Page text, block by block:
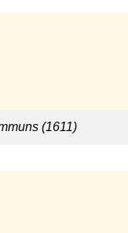
(1611)